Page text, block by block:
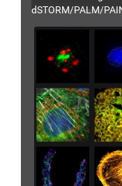
dSTORM/PALM/